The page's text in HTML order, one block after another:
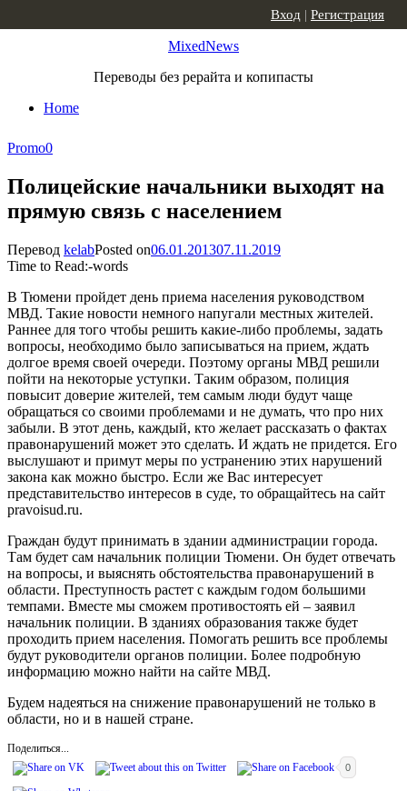
MixedNews
Переводы без рерайта и копипасты
Home
Вход | Регистрация
Promo0
Полицейские начальники выходят на
прямую связь с населением
Перевод kelabPosted on06.01.201307.11.2019
Time to Read:-words
В Тюмени пройдет день приема населения руководством
МВД. Такие новости немного напугали местных жителей.
Раннее для того чтобы решить какие-либо проблемы, задать
вопросы, необходимо было записываться на прием, ждать
долгое время своей очереди. Поэтому органы МВД решили
пойти на некоторые уступки. Таким образом, полиция
повысит доверие жителей, тем самым люди будут чаще
обращаться со своими проблемами и не думать, что про них
забыли. В этот день, каждый, кто желает рассказать о фактах
правонарушений может это сделать. И ждать не придется. Его
выслушают и примут меры по устранению этих нарушений
закона как можно быстро. Если же Вас интересует
представительство интересов в суде, то обращайтесь на сайт
pravoisud.ru.
Граждан будут принимать в здании администрации города.
Там будет сам начальник полиции Тюмени. Он будет отвечать
на вопросы, и выяснять обстоятельства правонарушений в
области. Преступность растет с каждым годом большими
темпами. Вместе мы сможем противостоять ей – заявил
начальник полиции. В зданиях образования также будет
проходить прием населения. Помогать решить все проблемы
будут руководители органов полиции. Более подробную
информацию можно найти на сайте МВД.
Будем надеяться на снижение правонарушений не только в
области, но и в нашей стране.
Поделиться...
0